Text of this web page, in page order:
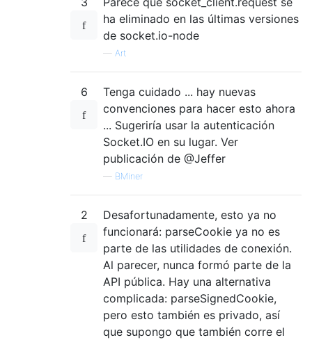
ha eliminado en las últimas versiones
de socket.io-node
— Art
6
Tenga cuidado ... hay nuevas
convenciones para hacer esto ahora
... Sugeriría usar la autenticación
Socket.IO en su lugar. Ver
publicación de @Jeffer
— BMiner
2
Desafortunadamente, esto ya no
funcionará: parseCookie ya no es
parte de las utilidades de conexión.
Al parecer, nunca formó parte de la
API pública. Hay una alternativa
complicada: parseSignedCookie,
pero esto también es privado, así
que supongo que también corre el